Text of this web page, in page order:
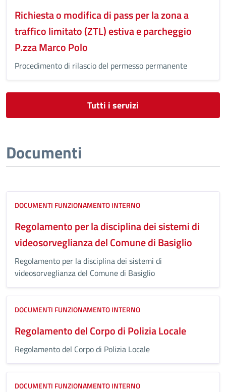
Richiesta o modifica di pass per la zona a
traffico limitato (ZTL) estiva e parcheggio
P.zza Marco Polo
Procedimento di rilascio del permesso permanente
Tutti i servizi
Documenti
DOCUMENTI FUNZIONAMENTO INTERNO
Regolamento per la disciplina dei sistemi di
videosorveglianza del Comune di Basiglio
Regolamento per la disciplina dei sistemi di
videosorveglianza del Comune di Basiglio
DOCUMENTI FUNZIONAMENTO INTERNO
Regolamento del Corpo di Polizia Locale
Regolamento del Corpo di Polizia Locale
DOCUMENTI FUNZIONAMENTO INTERNO